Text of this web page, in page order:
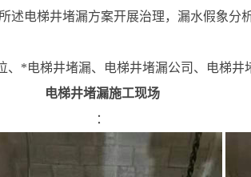
述电梯井堵漏方案开展治理，漏水假象分
*电梯井堵漏、电梯井堵漏公司、电梯井
电梯井堵漏施工现场
：